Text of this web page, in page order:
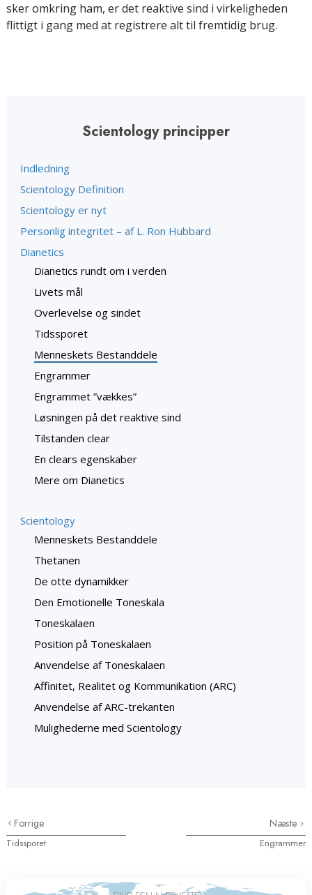
sker omkring ham, er det reaktive sind i virkeligheden
flittigt i gang med at registrere alt til fremtidig brug.
Scientology principper
Indledning
Scientology Definition
Scientology er nyt
Personlig integritet – af L. Ron Hubbard
Dianetics
Dianetics rundt om i verden
Livets mål
Overlevelse og sindet
Tidssporet
Menneskets Bestanddele
Engrammer
Engrammet ”vækkes”
Løsningen på det reaktive sind
Tilstanden clear
En clears egenskaber
Mere om Dianetics
Scientology
Menneskets Bestanddele
Thetanen
De otte dynamikker
Den Emotionelle Toneskala
Toneskalaen
Position på Toneskalaen
Anvendelse af Toneskalaen
Affinitet, Realitet og Kommunikation (ARC)
Anvendelse af ARC-trekanten
Mulighederne med Scientology
Forrige
Tidssporet
Næste
Engrammer